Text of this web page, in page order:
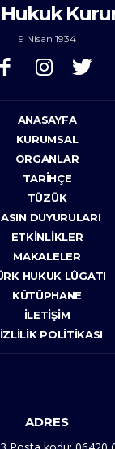
9 Nisan 1934
ANASAYFA
KURUMSAL
ORGANLAR
TARIHÇE
TÜZÜK
DUYURULARI
ETKINLIKLER
MAKALELER
HUKUK LÛGATI
KÜTÜPHANE
İLETIŞIM
POLITIKASI
ADRES